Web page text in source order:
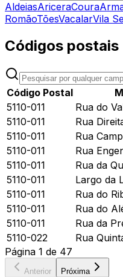
AldeiasAriceraCoura
RomãoTõesVacalarVila
Códigos postais
Código Postal
5110-011
Rua do
5110-011
Rua
5110-011
Rua
5110-011
Rua
5110-011
Rua da
5110-011
Largo da
5110-011
Rua do
5110-011
Rua do
5110-011
Rua da
5110-022
Rua
Página 1 de 47
Anterior Próxima